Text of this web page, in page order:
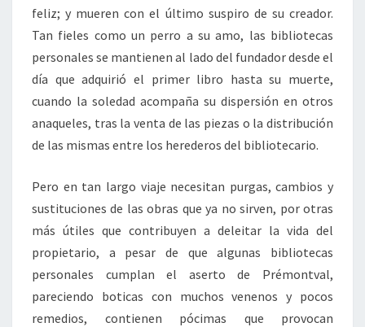
feliz; y mueren con el último suspiro de su creador.
Tan fieles como un perro a su amo, las bibliotecas
personales se mantienen al lado del fundador desde el
día que adquirió el primer libro hasta su muerte,
cuando la soledad acompaña su dispersión en otros
anaqueles, tras la venta de las piezas o la distribución
de las mismas entre los herederos del bibliotecario.
Pero en tan largo viaje necesitan purgas, cambios y
sustituciones de las obras que ya no sirven, por otras
más útiles que contribuyen a deleitar la vida del
propietario, a pesar de que algunas bibliotecas
personales cumplan el aserto de Prémontval,
pareciendo boticas con muchos venenos y pocos
remedios, contienen pócimas que provocan